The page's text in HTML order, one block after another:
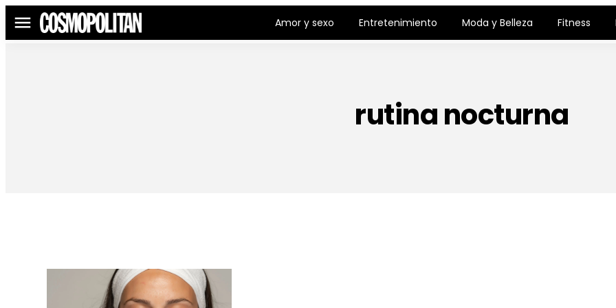
Menú Amor y sexo Entretenimiento Moda y Belleza Fitness
rutina nocturna